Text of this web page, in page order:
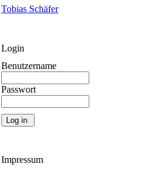
Tobias Schäfer
Login
Benutzername
Passwort
Impressum